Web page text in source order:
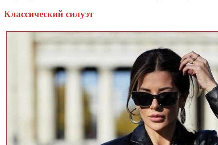
Классический силуэт